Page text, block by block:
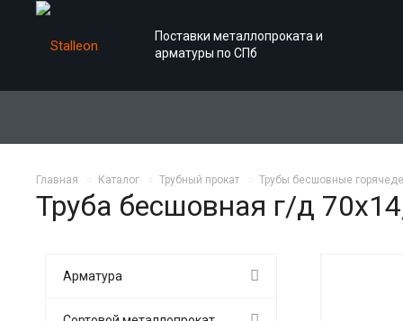
Поставки металлопроката и
арматуры по СПб
Главная Каталог Трубный прокат Трубы бесшовные
Труба бесшовная г/д
Арматура